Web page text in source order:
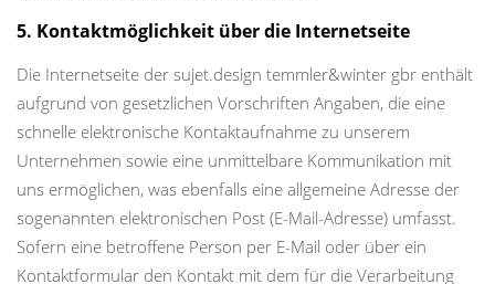
5. Kontaktmöglichkeit über die Internetseite
Die Internetseite der sujet.design temmler&winter gbr enthält
aufgrund von gesetzlichen Vorschriften Angaben, die eine
schnelle elektronische Kontaktaufnahme zu unserem
Unternehmen sowie eine unmittelbare Kommunikation mit
uns ermöglichen, was ebenfalls eine allgemeine Adresse der
sogenannten elektronischen Post (E-Mail-Adresse) umfasst.
Sofern eine betroffene Person per E-Mail oder über ein
Kontaktformular den Kontakt mit dem für die Verarbeitung